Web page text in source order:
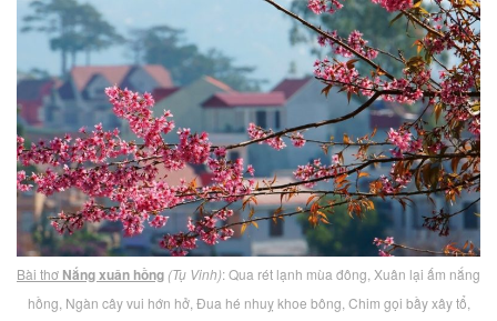
Bài thơ Nắng xuân hồng (Tụ Vinh): Qua rét lạnh mùa đông, Xuân lại ấm nắng
hồng, Ngàn cây vui hớn hở, Đua hé nhuỵ khoe bông, Chim gọi bầy xây tổ,